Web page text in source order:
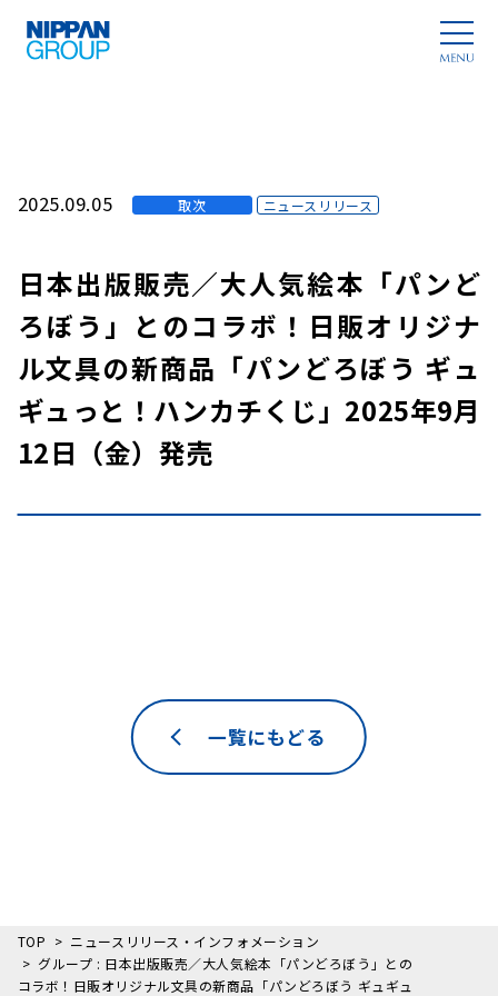
2025.09.05 取次 ニュースリリース
日本出版販売／大人気絵本「パンど
ろぼう」とのコラボ！日販オリジナ
ル文具の新商品「パンどろぼう ギュ
ギュっと！ハンカチくじ」2025年9月
12日（金）発売
一覧にもどる
TOP
ニュースリリース・インフォメーション
グループ : 日本出版販売／大人気絵本「パンどろぼう」との
コラボ！日販オリジナル文具の新商品「パンどろぼう ギュギュ